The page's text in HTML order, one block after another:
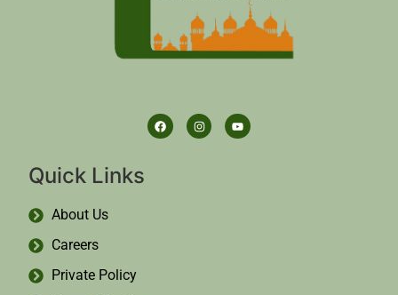
Quick Links
About Us
Careers
Private Policy